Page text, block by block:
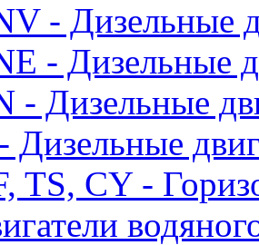
- Дизельные
- Дизельные
- Дизельные
Дизельные
TS, CY -